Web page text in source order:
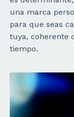
una marca
para que seas
tuya, coherente
tiempo.